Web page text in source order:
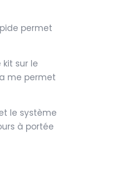
permet
sur le
me permet
le système
à portée